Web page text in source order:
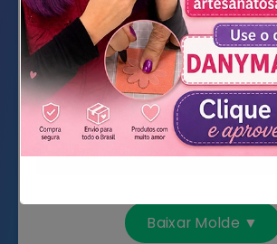
Molde impresso
EVA
Tesoura
Fita dupla face ou cola de
Brincos
Tarrachas
Baixar Molde ▼
Não mostrar novamente